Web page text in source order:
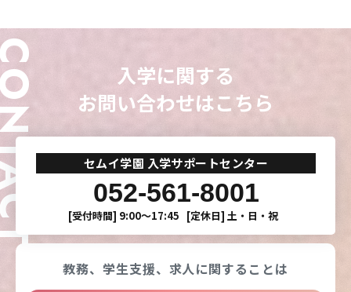
入学に関する
お問い合わせはこちら
セムイ学園 入学サポートセンター
052-561-8001
[受付時間] 9:00〜17:45 [定休日] 土・日・祝
教務、学生支援、 求人に関することは